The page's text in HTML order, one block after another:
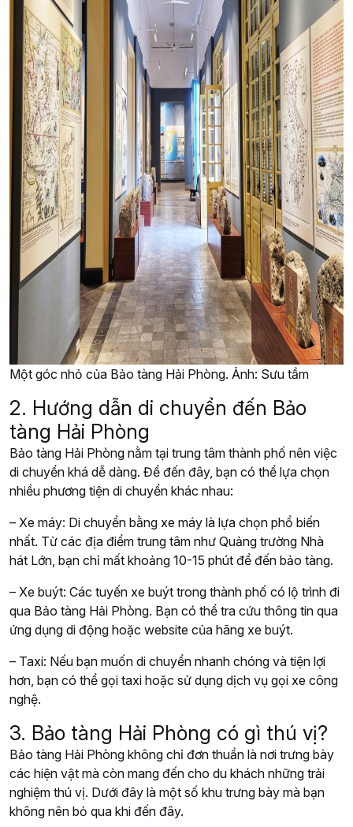
Một góc nhỏ của Bảo tàng Hải Phòng. Ảnh: Sưu tầm
2. Hướng dẫn di chuyển đến Bảo
tàng Hải Phòng
Bảo tàng Hải Phòng nằm tại trung tâm thành phố nên việc
di chuyển khá dễ dàng. Để đến đây, bạn có thể lựa chọn
nhiều phương tiện di chuyển khác nhau:
– Xe máy: Di chuyển bằng xe máy là lựa chọn phổ biến
nhất. Từ các địa điểm trung tâm như Quảng trường Nhà
hát Lớn, bạn chỉ mất khoảng 10-15 phút để đến bảo tàng.
– Xe buýt: Các tuyến xe buýt trong thành phố có lộ trình đi
qua Bảo tàng Hải Phòng. Bạn có thể tra cứu thông tin qua
ứng dụng di động hoặc website của hãng xe buýt.
– Taxi: Nếu bạn muốn di chuyển nhanh chóng và tiện lợi
hơn, bạn có thể gọi taxi hoặc sử dụng dịch vụ gọi xe công
nghệ.
3. Bảo tàng Hải Phòng có gì thú vị?
Bảo tàng Hải Phòng không chỉ đơn thuần là nơi trưng bày
các hiện vật mà còn mang đến cho du khách những trải
nghiệm thú vị. Dưới đây là một số khu trưng bày mà bạn
không nên bỏ qua khi đến đây.